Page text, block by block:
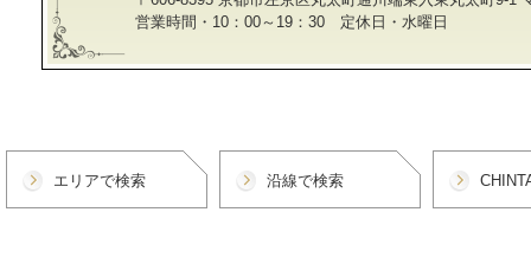
営業時間・10：00～19：30 定休日・水曜日
エリアで検索 沿線で検索